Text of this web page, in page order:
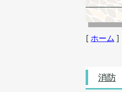
[ ホーム ]
消防